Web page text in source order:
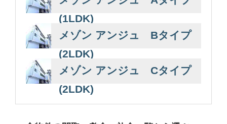
(1LDK)
メゾン アンジュ Bタイプ
(2LDK)
メゾン アンジュ Cタイプ
(2LDK)